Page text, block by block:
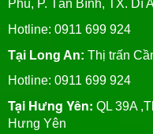
Phú, P. Tân Bình, TX. Dĩ
Hotline: 0911 699 924
Tại Long An: Thị trấn
Hotline: 0911 699 924
Tại Hưng Yên: QL 39A
Hưng Yên